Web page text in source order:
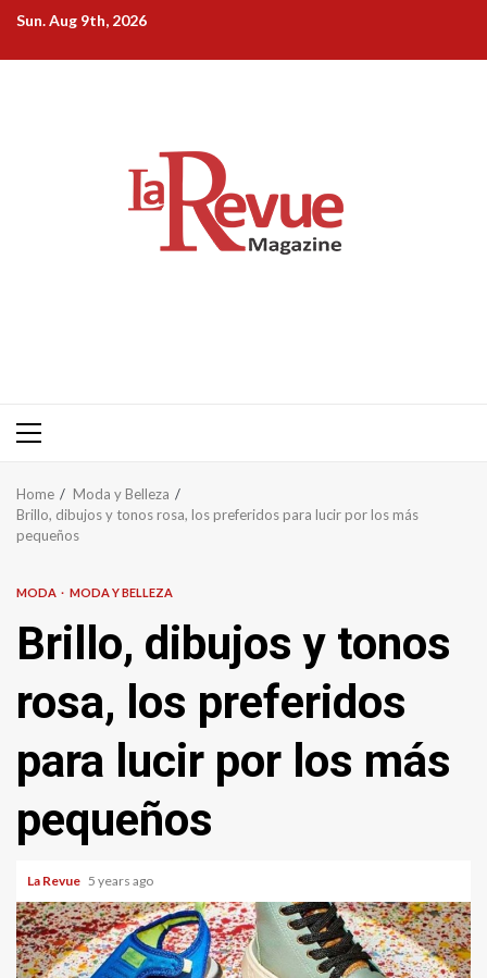
Skip
content
Sun. Aug 9th, 2026
Primary
Home
Moda y Belleza
Brillo, dibujos y tonos rosa, los preferidos para lucir por los más
pequeños
MODA MODA Y BELLEZA
Brillo, dibujos y tonos
rosa, los preferidos
para lucir por los más
pequeños
La Revue 5 years ago